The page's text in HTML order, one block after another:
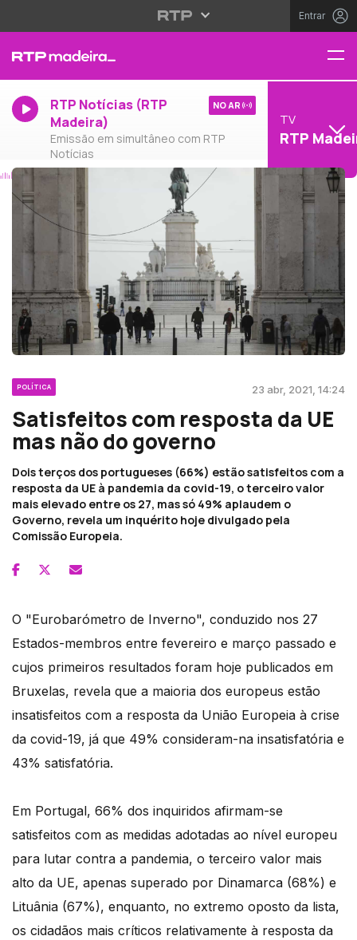
Entrar
RTP Notícias (RTP
Madeira)
Emissão em simultâneo com RTP
Notícias
NO AR
TV
RTP
POLÍTICA 23 abr, 2021, 14:24
Satisfeitos com resposta da UE
mas não do governo
Dois terços dos portugueses (66%) estão satisfeitos com a
resposta da UE à pandemia da covid-19, o terceiro valor
mais elevado entre os 27, mas só 49% aplaudem o
Governo, revela um inquérito hoje divulgado pela
Comissão Europeia.
O "Eurobarómetro de Inverno", conduzido nos 27
Estados-membros entre fevereiro e março passado e
cujos primeiros resultados foram hoje publicados em
Bruxelas, revela que a maioria dos europeus estão
insatisfeitos com a resposta da União Europeia à crise
da covid-19, já que 49% consideram-na insatisfatória e
43% satisfatória.
Em Portugal, 66% dos inquiridos afirmam-se
satisfeitos com as medidas adotadas ao nível europeu
para lutar contra a pandemia, o terceiro valor mais
alto da UE, apenas superado por Dinamarca (68%) e
Lituânia (67%), enquanto, no extremo oposto da lista,
os cidadãos mais críticos relativamente à resposta da